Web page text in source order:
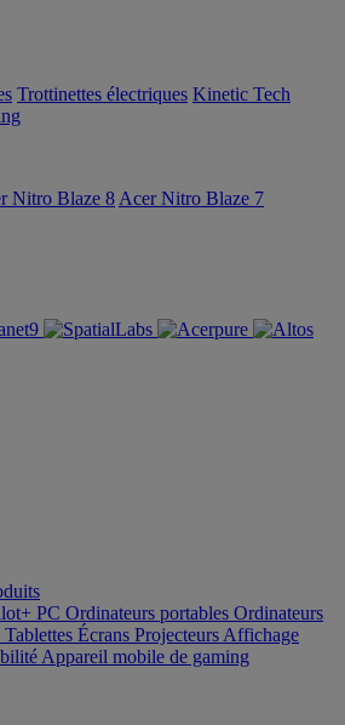
Trottinettes électriques Kinetic Tech
Nitro Blaze 8 Acer Nitro Blaze 7
PC Ordinateurs portables Ordinateurs
Tablettes Écrans Projecteurs Affichage
Appareil mobile de gaming